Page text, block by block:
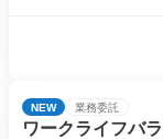
NEW 業務委託
ワークライフバ